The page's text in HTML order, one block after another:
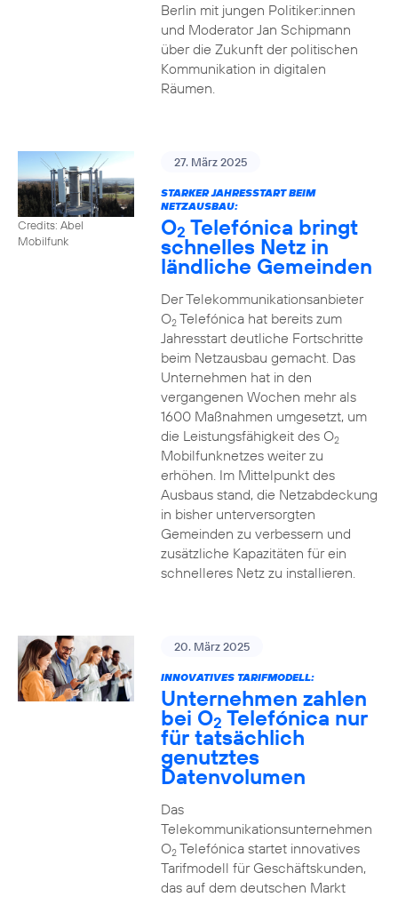
Berlin mit jungen Politiker:innen
und Moderator Jan Schipmann
über die Zukunft der politischen
Kommunikation in digitalen
Räumen.
Credits: Abel
Mobilfunk
27. März 2025
STARKER JAHRESSTART BEIM
NETZAUSBAU:
O2 Telefónica bringt
schnelles Netz in
ländliche Gemeinden
Der Telekommunikationsanbieter
O2Telefónica hat bereits zum
Jahresstart deutliche Fortschritte
beim Netzausbau gemacht. Das
Unternehmen hat in den
vergangenen Wochen mehr als
1600 Maßnahmen umgesetzt, um
die Leistungsfähigkeit des O2
Mobilfunknetzes weiter zu
erhöhen. Im Mittelpunkt des
Ausbaus stand, die Netzabdeckung
in bisher unterversorgten
Gemeinden zu verbessern und
zusätzliche Kapazitäten für ein
schnelleres Netz zu installieren.
20. März 2025
INNOVATIVES TARIFMODELL:
Unternehmen zahlen
bei O2 Telefónica nur
für tatsächlich
genutztes
Datenvolumen
Das
Telekommunikationsunternehmen
O2Telefónica startet innovatives
Tarifmodell für Geschäftskunden,
das auf dem deutschen Markt